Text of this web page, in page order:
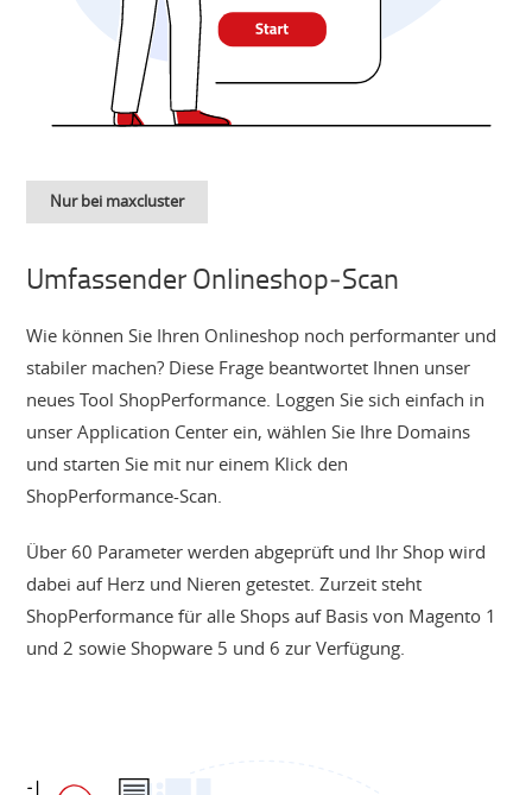
Nur bei maxcluster
Umfassender Onlineshop‑Scan
Wie können Sie Ihren Onlineshop noch performanter und
stabiler machen? Diese Frage beantwortet Ihnen unser
neues Tool ShopPerformance. Loggen Sie sich einfach in
unser Application Center ein, wählen Sie Ihre Domains
und starten Sie mit nur einem Klick den
ShopPerformance-Scan.
Über 60 Parameter werden abgeprüft und Ihr Shop wird
dabei auf Herz und Nieren getestet. Zurzeit steht
ShopPerformance für alle Shops auf Basis von Magento 1
und 2 sowie Shopware 5 und 6 zur Verfügung.